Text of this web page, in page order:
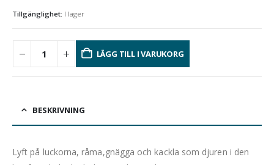
Tillgänglighet: I lager
LÄGG TILL I VARUKORG
BESKRIVNING
Lyft på luckorna, råma,gnägga och kackla som djuren i den